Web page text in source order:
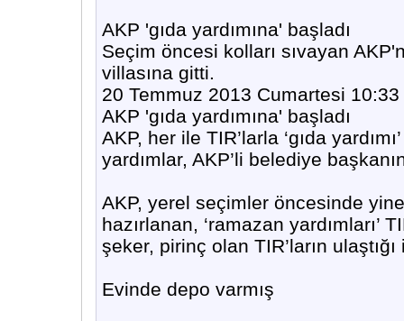
AKP 'gıda yardımına' başladı
Seçim öncesi kolları sıvayan
villasına gitti.
20 Temmuz 2013 Cumartesi 10:33
AKP 'gıda yardımına' başladı
AKP, her ile TIR’larla ‘gıda
yardımlar, AKP’li belediye
AKP, yerel seçimler öncesinde
hazırlanan, ‘ramazan yardımları’
şeker, pirinç olan TIR’ların
Evinde depo varmış